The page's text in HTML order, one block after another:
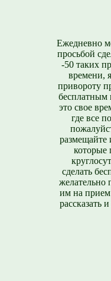
Ежедневно
просьбой
-50 таких
времени,
привороту
бесплатным
это свое
где все
которые
сделать
желательно
им на прием
рассказать